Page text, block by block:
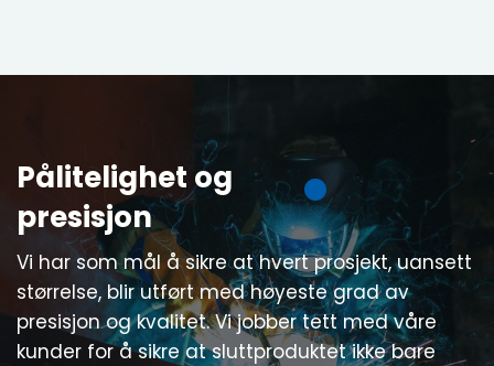
Pålitelighet og
presisjon
Vi har som mål å sikre at hvert prosjekt, uansett
størrelse, blir utført med høyeste grad av
presisjon og kvalitet. Vi jobber tett med våre
kunder for å sikre at sluttproduktet ikke bare